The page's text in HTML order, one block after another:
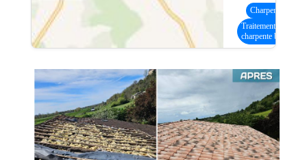
Charpente bois
Traitement
charpente bois